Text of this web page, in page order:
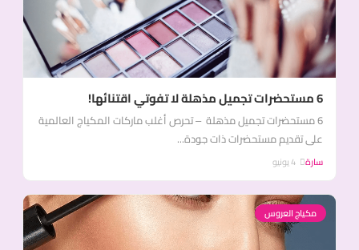
6 مستحضرات تجميل مذهلة لا تفوتي اقتنائها!
6 مستحضرات تجميل مذهلة – تحرص أغلب ماركات المكياج العالمية
على تقديم مستحضرات ذات جودة...
سارة
مكياج العروس